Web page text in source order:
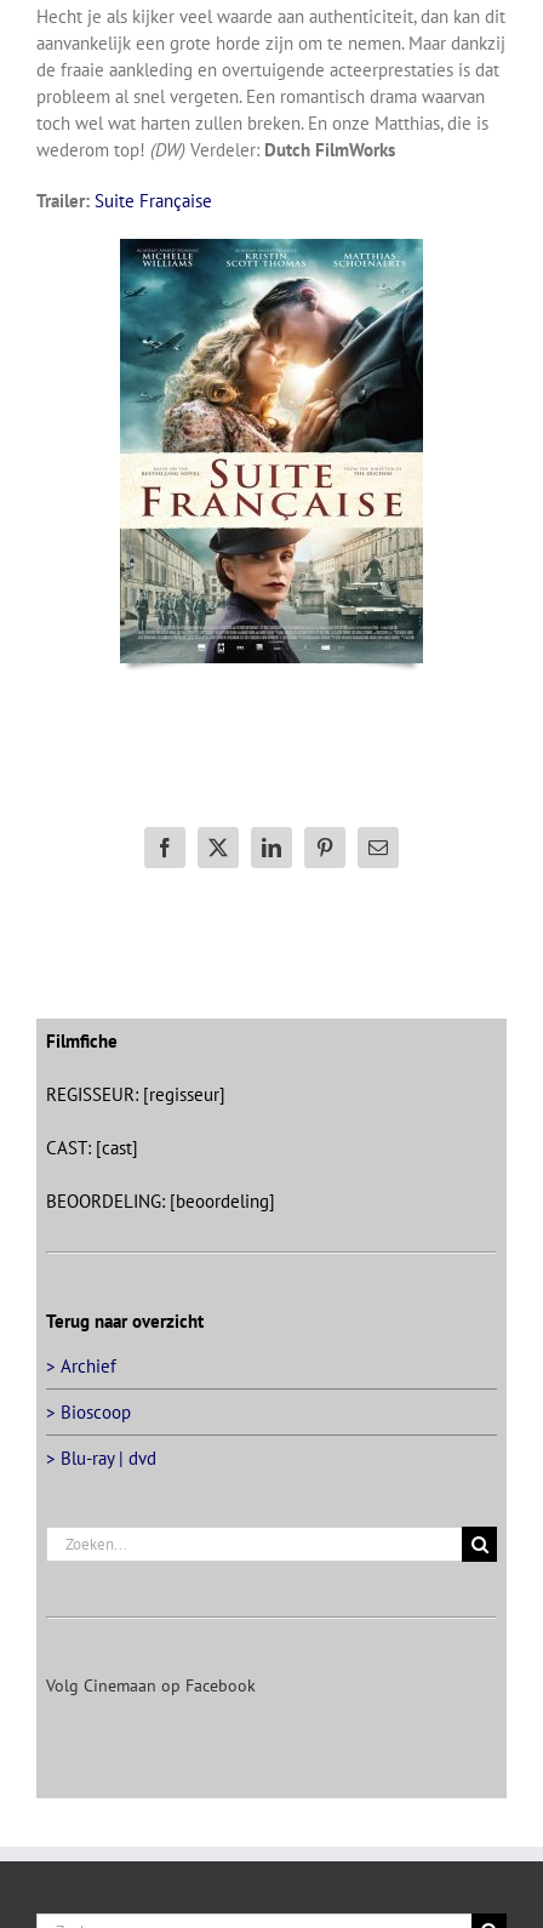
Hecht je als kijker veel waarde aan authenticiteit, dan kan dit
aanvankelijk een grote horde zijn om te nemen. Maar dankzij
de fraaie aankleding en overtuigende acteerprestaties is dat
probleem al snel vergeten. Een romantisch drama waarvan
toch wel wat harten zullen breken. En onze Matthias, die is
wederom top! (DW) Verdeler: Dutch FilmWorks
Trailer: Suite Française
Facebook
X LinkedInPinterest
E-
mail
Filmfiche
REGISSEUR: [regisseur]
CAST: [cast]
BEOORDELING: [beoordeling]
Terug naar overzicht
> Archief
> Bioscoop
> Blu-ray | dvd
Zoeken
naar:
Volg Cinemaan op Facebook